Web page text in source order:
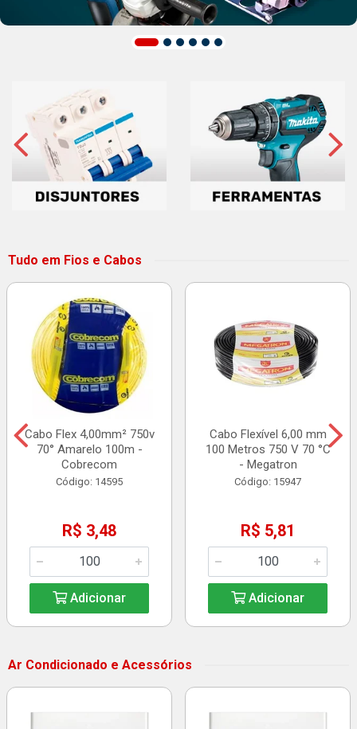
Tudo em Fios e Cabos
Cabo Flex 4,00mm² 750v
70° Amarelo 100m -
Cobrecom
Código: 14595
R$ 3,48
Adicionar
Cabo Flexível 6,00 mm
100 Metros 750 V 70 °C
- Megatron
Código: 15947
R$ 5,81
Adicionar
Ar Condicionado e Acessórios